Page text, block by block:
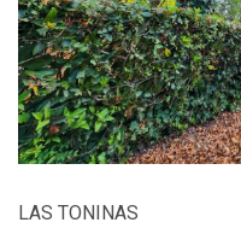
LAS TONINAS